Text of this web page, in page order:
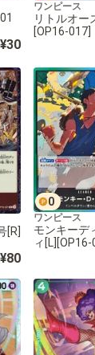
¥30
ワンピース
リトルオー
[OP16-017]
[R]
¥80
0
ワンピース
モンキーデ
ィ[L][OP16-